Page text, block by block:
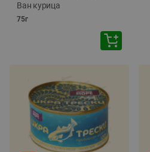
Ван курица
75г